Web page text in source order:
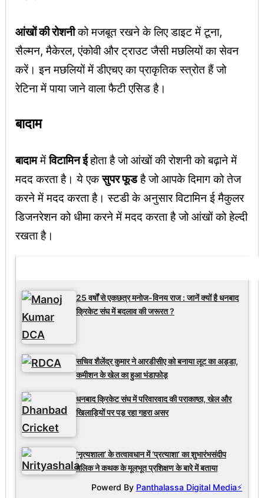
आंखों की रोशनीको मजबूत रखने के लिए डाइट में टूना,
सैल्मन, मैकेरल, एंकोवी और ट्राउट जैसी मछलियों का सेवन
करें। इन मछलियों में डीएचए का प्राकृतिक स्त्रोत हैं जो
रेटिना में पाया जाने वाला फैटी एसिड है।
बादाम
बादाममेंविटामिन ईहोता है जो आंखों की रोशनी को बढ़ाने में
मदद करता है। ये एकसुपर फूडहै जो आपके दिमाग को तेज
करने में मदद करता है। स्टडी के अनुसार विटामिन ई मैकुलर
डिजनरेशन को धीमा करने में मदद करता है जो आंखों को हेल्दी
रखता है।
25 वर्षों से एकछत्र मनोज-विनय राज : जानें क्यों है धनबाद
क्रिकेट संघ में बदलाव की जरूरत ?
सचिव शैलेंद्र कुमार ने आरडीसीए को बनाया लूट का अड्डा,
कमीशन के खेल का हुआ भंडाफोड़
धनबाद क्रिकेट संघ में परिवारवाद की पराकाष्ठा, खेल और
खिलाड़ियों पर पड़ रहा गहरा असर
‘नृत्यशाला’ के तत्वावधान में ‘प्रत्याशा’ का शुभारंभसंदीप
मलिक ने कथक के मूलभूत प्रशिक्षण के बारे में बताया
Powerd By Panthalassa Digital Media⚡